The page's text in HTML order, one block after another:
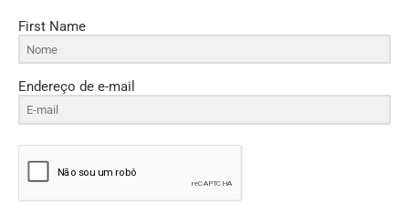
First Name
Endereço de e-mail